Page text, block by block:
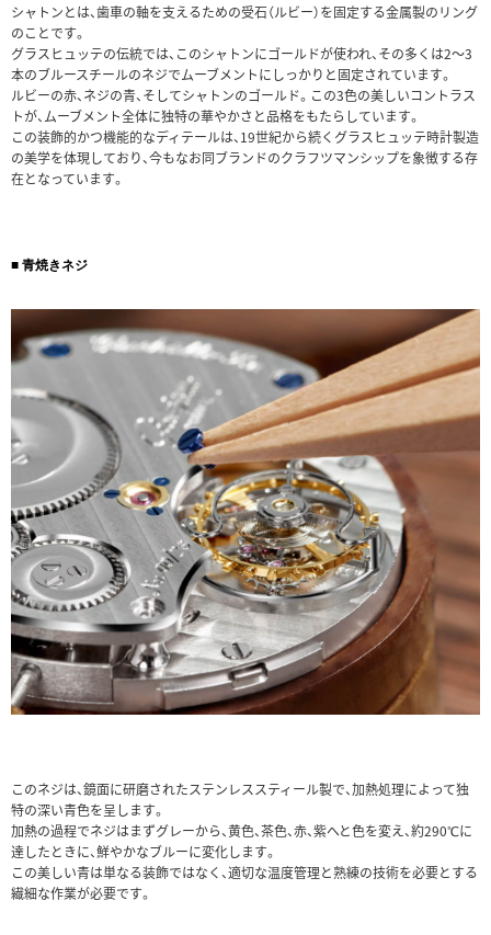
シャトンとは、歯車の軸を支えるための受石（ルビー）を固定する金属製のリング
のことです。
グラスヒュッテの伝統では、このシャトンにゴールドが使われ、その多くは2〜3
本のブルースチールのネジでムーブメントにしっかりと固定されています。
ルビーの赤、ネジの青、そしてシャトンのゴールド。この3色の美しいコントラス
トが、ムーブメント全体に独特の華やかさと品格をもたらしています。
この装飾的かつ機能的なディテールは、19世紀から続くグラスヒュッテ時計製造
の美学を体現しており、今もなお同ブランドのクラフツマンシップを象徴する存
在となっています。
■ 青焼きネジ
このネジは、鏡面に研磨されたステンレススティール製で、加熱処理によって独
特の深い青色を呈します。
加熱の過程でネジはまずグレーから、黄色、茶色、赤、紫へと色を変え、約290℃に
達したときに、鮮やかなブルーに変化します。
この美しい青は単なる装飾ではなく、適切な温度管理と熟練の技術を必要とする
繊細な作業が必要です。